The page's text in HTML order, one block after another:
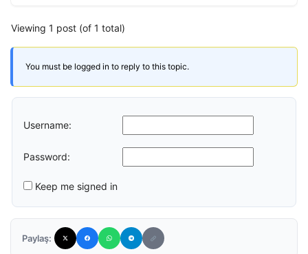
Viewing 1 post (of 1 total)
You must be logged in to reply to this topic.
Username:
Password:
Keep me signed in
Paylaş: